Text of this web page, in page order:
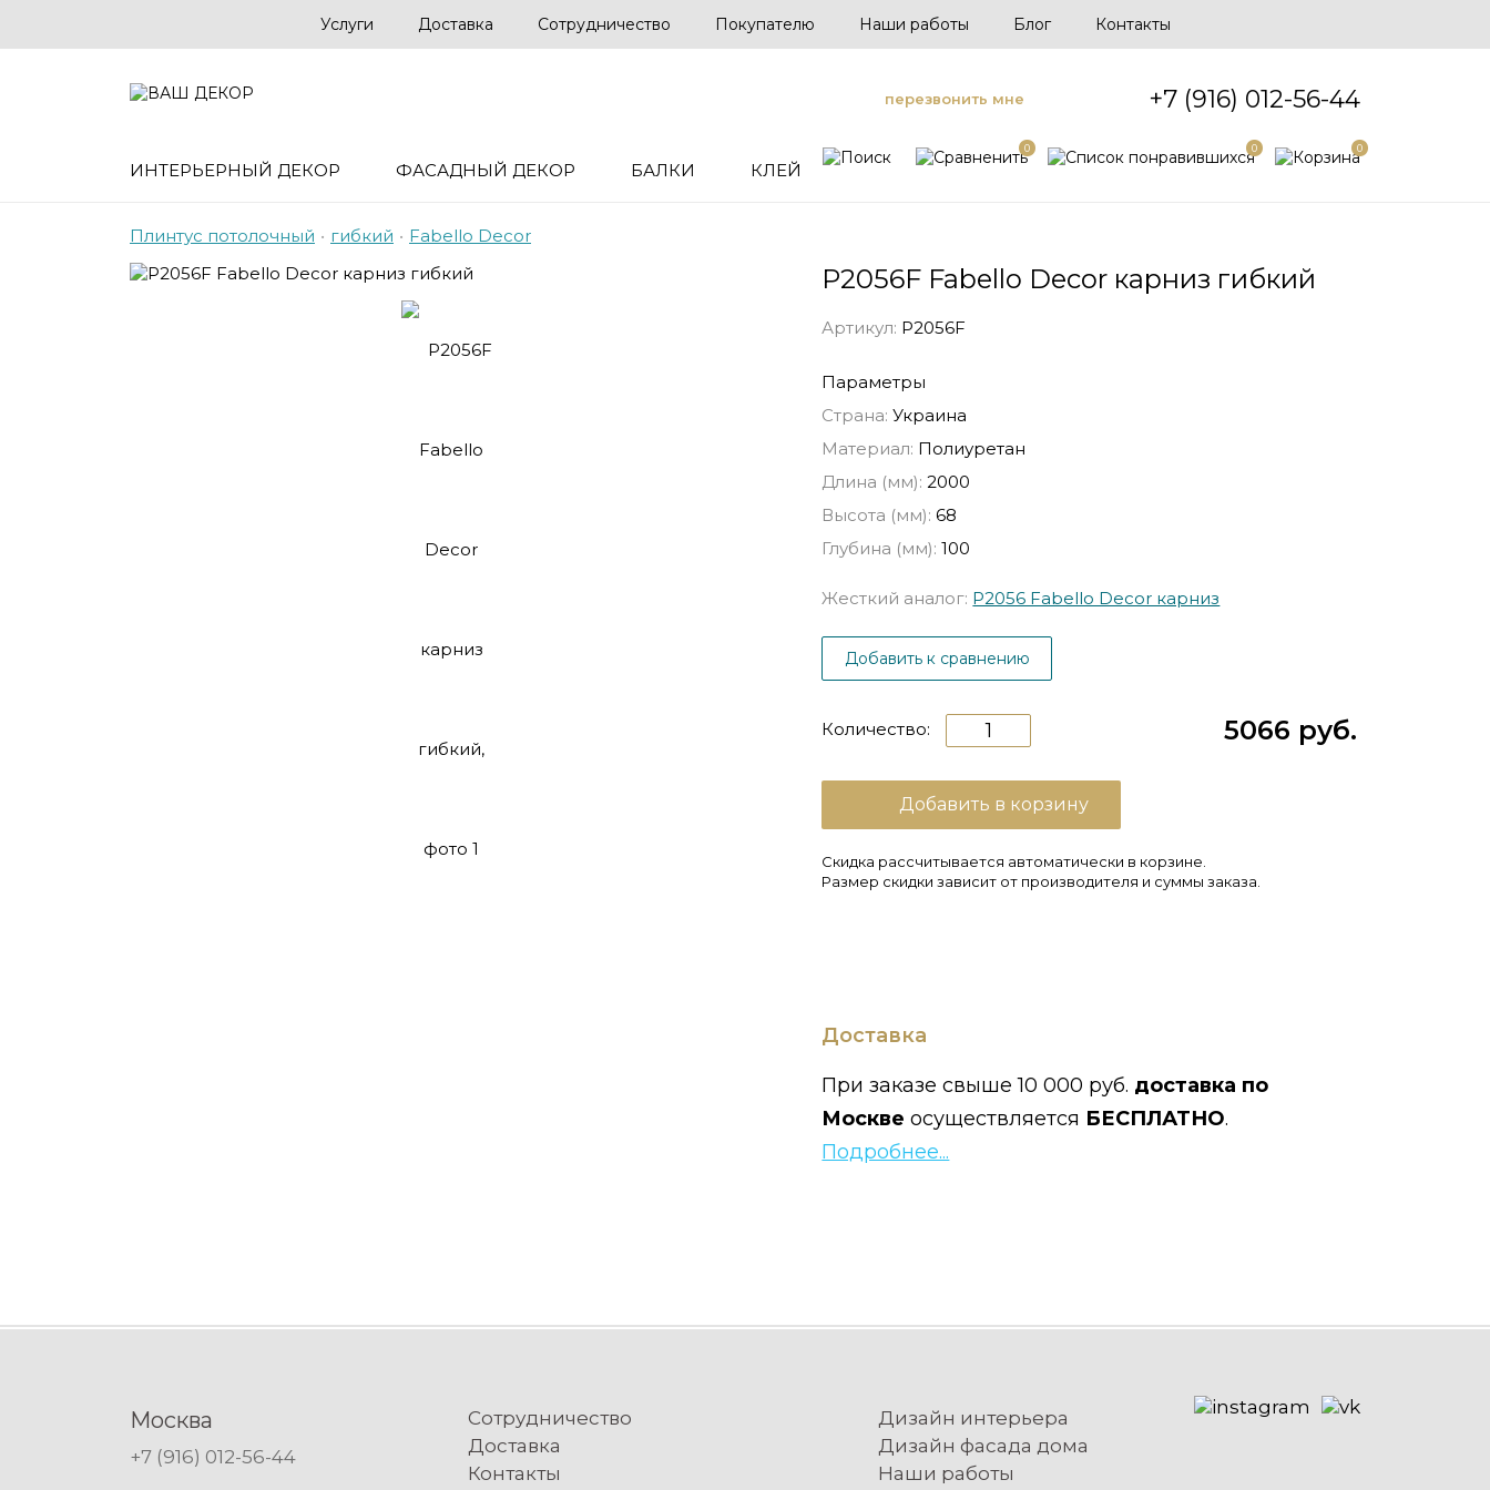
Услуги Доставка Сотрудничество Покупателю Наши работы Блог Контакты
перезвонить мне +7 (916) 012-56-44
ИНТЕРЬЕРНЫЙ ДЕКОР ФАСАДНЫЙ ДЕКОР БАЛКИ КЛЕЙ
0 0 0
Плинтус потолочный • гибкий • Fabello Decor
P2056F Fabello Decor карниз гибкий
Артикул: P2056F
Параметры
Страна: Украина
Материал: Полиуретан
Длина (мм): 2000
Высота (мм): 68
Глубина (мм): 100
Жесткий аналог: P2056 Fabello Decor карниз
Добавить к сравнению
5066 руб.
Количество:
Добавить в корзину
Скидка рассчитывается автоматически в корзине.
Размер скидки зависит от производителя и суммы заказа.
Доставка
При заказе свыше 10 000 руб. доставка по
Москве осуществляется БЕСПЛАТНО.
Подробнее...
Москва
+7 (916) 012-56-44
Сотрудничество
Доставка
Контакты
Дизайн интерьера
Дизайн фасада дома
Наши работы